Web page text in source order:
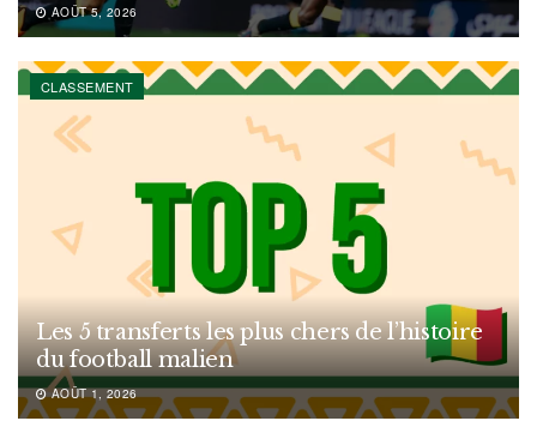
AOÛT 5, 2026
CLASSEMENT
Les 5 transferts les plus chers de l’histoire
du football malien
AOÛT 1, 2026